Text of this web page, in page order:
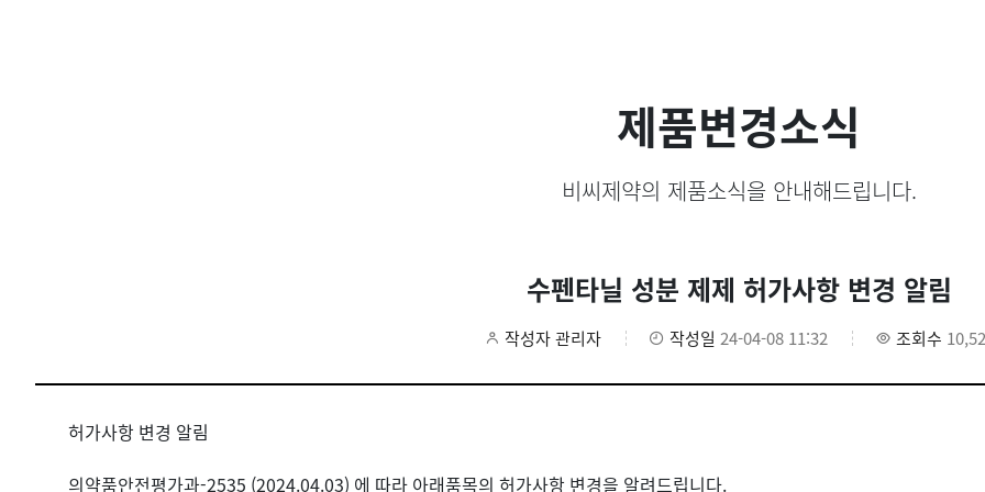
제품변경소식
비씨제약의 제품소식을 안내해드립니다.
수펜타닐 성분 제제 허가사항 변경 알림
작성자 관리자 작성일 24-04-08 11:32 조회수
허가사항 변경 알림
의약품안전평가과-2535 (2024.04.03) 에 따라 아래품목의 허가사항 변경을 알려드립니다.